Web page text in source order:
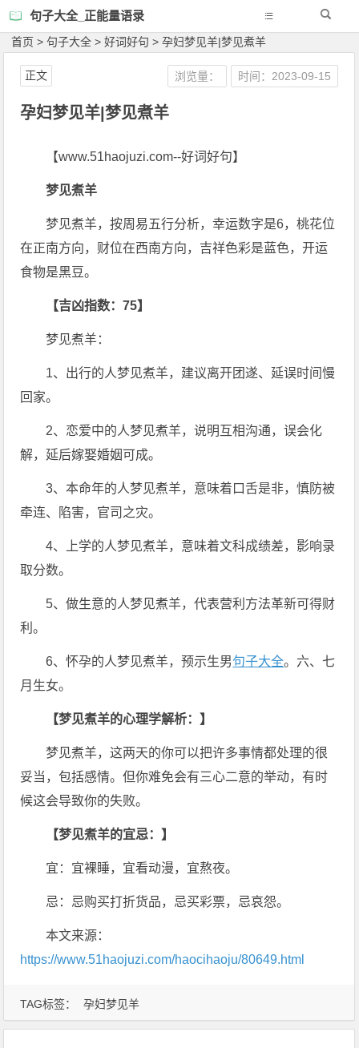
句子大全_正能量语录
首页 >句子大全 >好词好句 >孕妇梦见羊|梦见煮羊
孕妇梦见羊|梦见煮羊
浏览量： 时间：2023-09-15
正文
TAG标签： 孕妇梦见羊
【www.51haojuzi.com--好词好句】
梦见煮羊
梦见煮羊，按周易五行分析，幸运数字是6，桃花位
在正南方向，财位在西南方向，吉祥色彩是蓝色，开运
食物是黑豆。
【吉凶指数：75】
梦见煮羊：
1、出行的人梦见煮羊，建议离开团遂、延误时间慢
回家。
2、恋爱中的人梦见煮羊，说明互相沟通，误会化
解，延后嫁娶婚姻可成。
3、本命年的人梦见煮羊，意味着口舌是非，慎防被
牵连、陷害，官司之灾。
4、上学的人梦见煮羊，意味着文科成绩差，影响录
取分数。
5、做生意的人梦见煮羊，代表营利方法革新可得财
利。
6、怀孕的人梦见煮羊，预示生男句子大全。六、七
月生女。
【梦见煮羊的心理学解析：】
梦见煮羊，这两天的你可以把许多事情都处理的很
妥当，包括感情。但你难免会有三心二意的举动，有时
候这会导致你的失败。
【梦见煮羊的宜忌：】
宜：宜裸睡，宜看动漫，宜熬夜。
忌：忌购买打折货品，忌买彩票，忌哀怨。
本文来源：
https://www.51haojuzi.com/haocihaoju/80649.html